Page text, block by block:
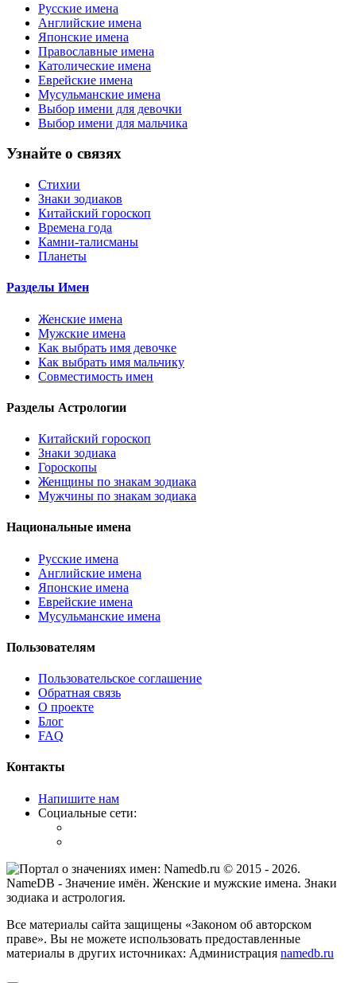
Русские имена
Английские имена
Японские имена
Православные имена
Католические имена
Еврейские имена
Мусульманские имена
Выбор имени для девочки
Выбор имени для мальчика
Узнайте о связях
Стихии
Знаки зодиаков
Китайский гороскоп
Времена года
Камни-талисманы
Планеты
Разделы Имен
Женские имена
Мужские имена
Как выбрать имя девочке
Как выбрать имя мальчику
Совместимость имен
Разделы Астрологии
Китайский гороскоп
Знаки зодиака
Гороскопы
Женщины по знакам зодиака
Мужчины по знакам зодиака
Национальные имена
Русские имена
Английские имена
Японские имена
Еврейские имена
Мусульманские имена
Пользователям
Пользовательское соглашение
Обратная связь
О проекте
Блог
FAQ
Контакты
Напишите нам
Социальные сети:
© 2015 - 2026.
NameDB - Значение имён. Женские и мужские имена. Знаки
зодиака и астрология.
Все материалы сайта защищены «Законом об авторском
праве». Вы не можете использовать предоставленные
материалы в других источниках: Администрация namedb.ru